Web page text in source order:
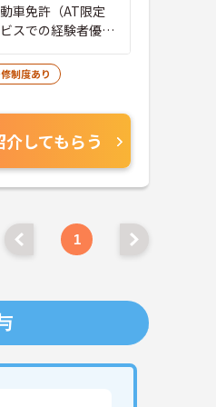
車免許（AT限定
スでの経験者優
制度あり
介してもらう
1